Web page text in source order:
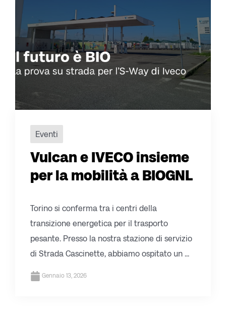
Eventi
Vulcan e IVECO insieme
per la mobilità a BIOGNL
Torino si conferma tra i centri della
transizione energetica per il trasporto
pesante. Presso la nostra stazione di servizio
di Strada Cascinette, abbiamo ospitato un ...
Gennaio 13, 2026